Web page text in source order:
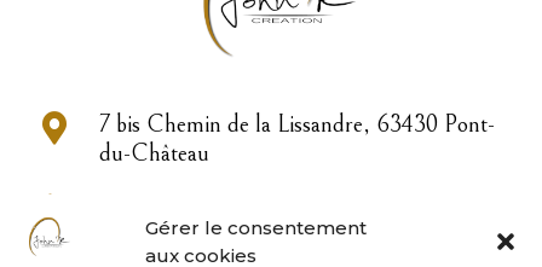
Gérer le consentement
aux cookies

7 bis Chemin de la Lissandre, 63430 Pont-
du-Château

contact@john-or.fr